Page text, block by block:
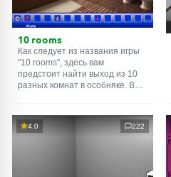
10 rooms
Как следует из названия игры
"10 rooms", здесь вам
предстоит найти выход из 10
разных комнат в особняке. В
их, чтобы выйти. Выход из
одной комнаты является
4.0 222